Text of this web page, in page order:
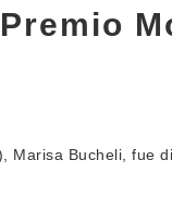
Marisa Bucheli, fue